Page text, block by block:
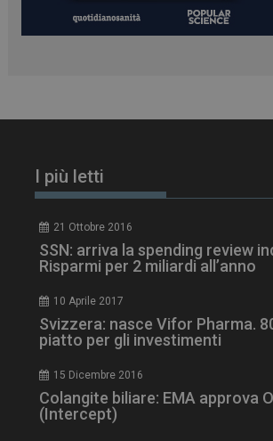
I più letti
21 Ottobre 2016
SSN: arriva la spending review
Risparmi per 2 miliardi all’anno
10 Aprile 2017
Svizzera: nasce Vifor Pharma.
piatto per gli investimenti
15 Dicembre 2016
Colangite biliare: EMA approva
(Intercept)